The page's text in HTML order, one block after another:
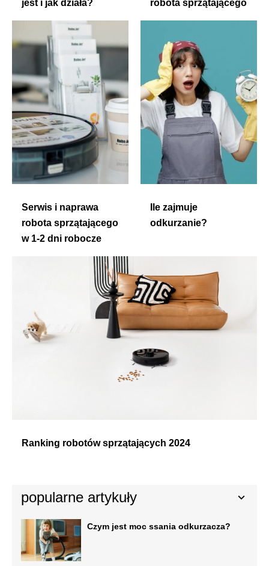
popularne artykuły
Czym jest moc ssania odkurzacza?
jest i jak działa?
robota sprzątającego
Serwis i naprawa
robota sprzątającego
w 1-2 dni robocze
Ile zajmuje
odkurzanie?
Ranking robotów sprzątających 2024